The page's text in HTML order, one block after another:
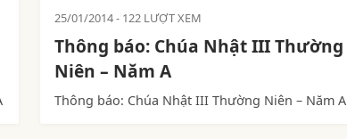
25/01/2014 122 LƯỢT XEM
Thông báo: Chúa Nhật III Thường
Niên – Năm A
Thông báo: Chúa Nhật III Thường Niên – Năm A